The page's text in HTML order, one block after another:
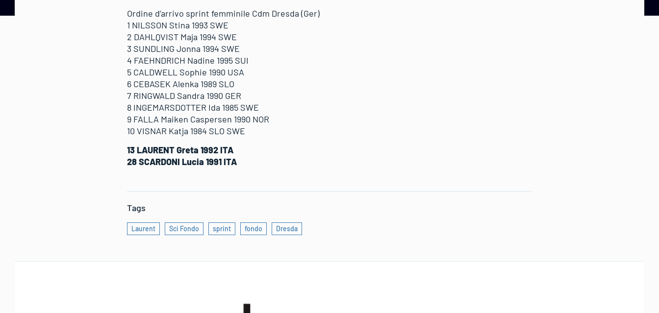
Ordine d’arrivo sprint femminile Cdm Dresda (Ger)
1 NILSSON Stina 1993 SWE
2 DAHLQVIST Maja 1994 SWE
3 SUNDLING Jonna 1994 SWE
4 FAEHNDRICH Nadine 1995 SUI
5 CALDWELL Sophie 1990 USA
6 CEBASEK Alenka 1989 SLO
7 RINGWALD Sandra 1990 GER
8 INGEMARSDOTTER Ida 1985 SWE
9 FALLA Maiken Caspersen 1990 NOR
10 VISNAR Katja 1984 SLO SWE
13 LAURENT Greta 1992 ITA
28 SCARDONI Lucia 1991 ITA
Tags
Laurent Sci Fondo sprint fondo Dresda